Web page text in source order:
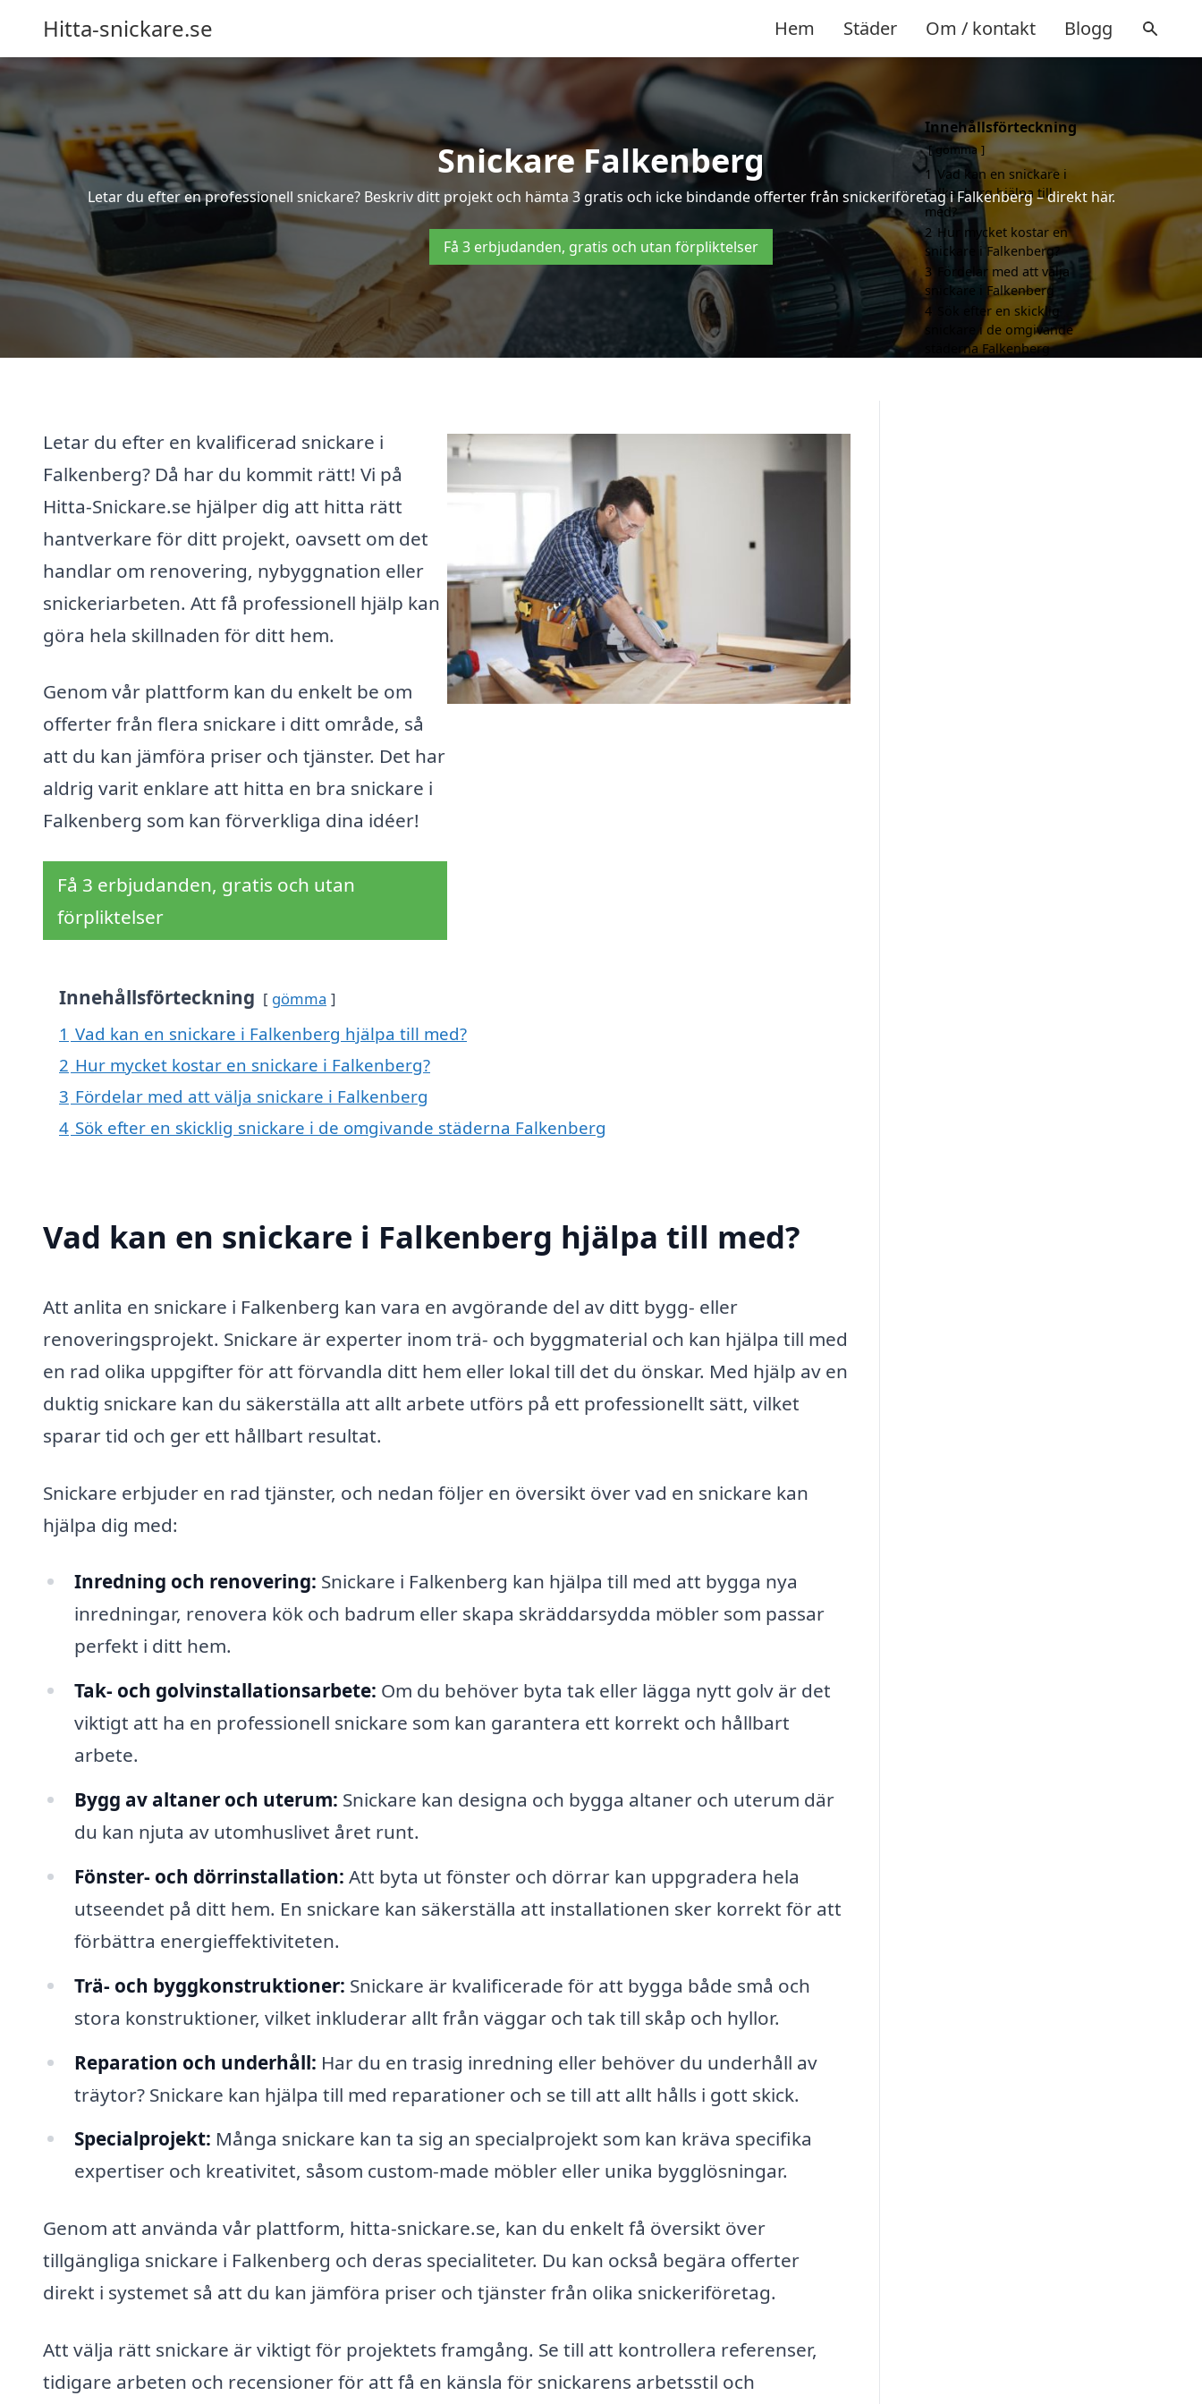
Hitta-snickare.se Hem Städer Om / kontakt Blogg
Snickare Falkenberg
Letar du efter en professionell snickare? Beskriv ditt projekt och hämta 3 gratis och icke bindande offerter från snickeriföretag i Falkenberg – direkt här.
Få 3 erbjudanden, gratis och utan förpliktelser
Letar du efter en kvalificerad snickare i
Falkenberg? Då har du kommit rätt! Vi på
Hitta-Snickare.se hjälper dig att hitta rätt
hantverkare för ditt projekt, oavsett om det
handlar om renovering, nybyggnation eller
snickeriarbeten. Att få professionell hjälp kan
göra hela skillnaden för ditt hem.
Genom vår plattform kan du enkelt be om
offerter från flera snickare i ditt område, så
att du kan jämföra priser och tjänster. Det har
aldrig varit enklare att hitta en bra snickare i
Falkenberg som kan förverkliga dina idéer!
Få 3 erbjudanden, gratis och utan
förpliktelser
Innehållsförteckning gömma
1 Vad kan en snickare i Falkenberg hjälpa till med?
2 Hur mycket kostar en snickare i Falkenberg?
3 Fördelar med att välja snickare i Falkenberg
4 Sök efter en skicklig snickare i de omgivande städerna Falkenberg
Vad kan en snickare i Falkenberg hjälpa till med?
Att anlita en snickare i Falkenberg kan vara en avgörande del av ditt bygg- eller
renoveringsprojekt. Snickare är experter inom trä- och byggmaterial och kan hjälpa till med
en rad olika uppgifter för att förvandla ditt hem eller lokal till det du önskar. Med hjälp av en
duktig snickare kan du säkerställa att allt arbete utförs på ett professionellt sätt, vilket
sparar tid och ger ett hållbart resultat.
Snickare erbjuder en rad tjänster, och nedan följer en översikt över vad en snickare kan
hjälpa dig med:
Inredning och renovering: Snickare i Falkenberg kan hjälpa till med att bygga nya
inredningar, renovera kök och badrum eller skapa skräddarsydda möbler som passar
perfekt i ditt hem.
Tak- och golvinstallationsarbete: Om du behöver byta tak eller lägga nytt golv är det
viktigt att ha en professionell snickare som kan garantera ett korrekt och hållbart
arbete.
Bygg av altaner och uterum: Snickare kan designa och bygga altaner och uterum där
du kan njuta av utomhuslivet året runt.
Fönster- och dörrinstallation: Att byta ut fönster och dörrar kan uppgradera hela
utseendet på ditt hem. En snickare kan säkerställa att installationen sker korrekt för att
förbättra energieffektiviteten.
Trä- och byggkonstruktioner: Snickare är kvalificerade för att bygga både små och
stora konstruktioner, vilket inkluderar allt från väggar och tak till skåp och hyllor.
Reparation och underhåll: Har du en trasig inredning eller behöver du underhåll av
träytor? Snickare kan hjälpa till med reparationer och se till att allt hålls i gott skick.
Specialprojekt: Många snickare kan ta sig an specialprojekt som kan kräva specifika
expertiser och kreativitet, såsom custom-made möbler eller unika bygglösningar.
Genom att använda vår plattform, hitta-snickare.se, kan du enkelt få översikt över
tillgängliga snickare i Falkenberg och deras specialiteter. Du kan också begära offerter
direkt i systemet så att du kan jämföra priser och tjänster från olika snickeriföretag.
Att välja rätt snickare är viktigt för projektets framgång. Se till att kontrollera referenser,
tidigare arbeten och recensioner för att få en känsla för snickarens arbetsstil och
Innehållsförteckning
gömma
1 Vad kan en snickare i
Falkenberg hjälpa till
med?
2 Hur mycket kostar en
snickare i Falkenberg?
3
Fördelar med att välja
snickare i Falkenberg
4
Sök efter en skicklig
snickare i de omgivande
städerna Falkenberg